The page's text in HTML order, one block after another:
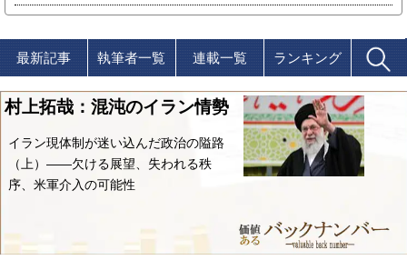
最新記事 執筆者一覧 連載一覧 ランキング
村上拓哉：混沌のイラン情勢
イラン現体制が迷い込んだ政治の隘路
（上）――欠ける展望、失われる秩
序、米軍介入の可能性